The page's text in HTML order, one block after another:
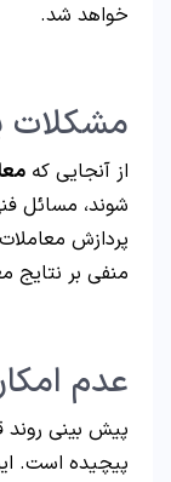
خواهد شد.
مشکلات
از آنجایی که
شوند، مسائل
پردازش
منفی بر نتایج
عدم
پیش بینی روند
پیچیده است.